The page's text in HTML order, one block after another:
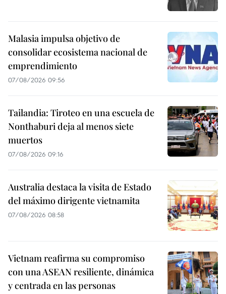
Malasia impulsa objetivo de
consolidar ecosistema nacional de
emprendimiento
07/08/2026 09:56
Tailandia: Tiroteo en una escuela de
Nonthaburi deja al menos siete
muertos
07/08/2026 09:16
Australia destaca la visita de Estado
del máximo dirigente vietnamita
07/08/2026 08:58
Vietnam reafirma su compromiso
con una ASEAN resiliente, dinámica
y centrada en las personas